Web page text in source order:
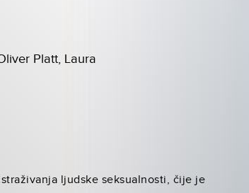
Platt, Laura
ljudske seksualnosti, čije je